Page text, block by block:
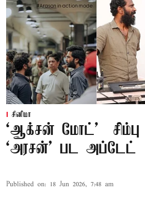
சினிமா
‘ஆக்சன் மோட்’ –
‘அரசன்’ பட அப்டேட்
Published on: 18 Jun 2026, 7:48 am